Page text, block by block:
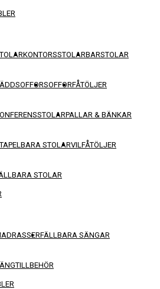
KONTORSSTOLARBARSTOLAR
SOFFORFÅTÖLJER
PALLAR & BÄNKAR
STOLARVILFÅTÖLJER
STOLAR
FÄLLBARA SÄNGAR